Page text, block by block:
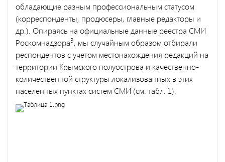
обладающие разным профессиональным статусом
(корреспонденты, продюсеры, главные редакторы и
др.). Опираясь на официальные данные реестра СМИ
Роскомнадзора3, мы случайным образом отбирали
респондентов с учетом местонахождения редакций на
территории Крымского полуострова и качественно-
количественной структуры локализованных в этих
населенных пунктах систем СМИ (см. табл. 1).